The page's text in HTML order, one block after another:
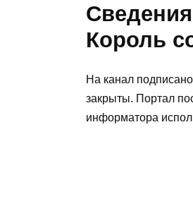
Король
На канал
закрыты. Портал
информатора